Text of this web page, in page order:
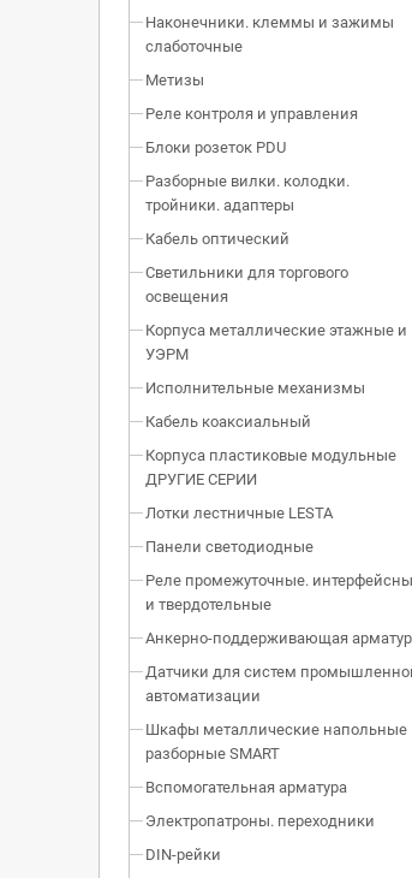
Наконечники. клеммы и зажимы
слаботочные
Метизы
Реле контроля и управления
Блоки розеток PDU
Разборные вилки. колодки.
тройники. адаптеры
Кабель оптический
Светильники для торгового
освещения
Корпуса металлические этажные и
УЭРМ
Исполнительные механизмы
Кабель коаксиальный
Корпуса пластиковые модульные
ДРУГИЕ СЕРИИ
Лотки лестничные LESTA
Панели светодиодные
Реле промежуточные.
и твердотельные
Анкерно-поддерживающая
Датчики для систем
автоматизации
Шкафы металлические напольные
разборные SMART
Вспомогательная арматура
Электропатроны. переходники
DIN-рейки